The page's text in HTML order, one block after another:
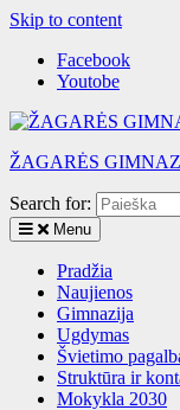
Skip to content
Facebook
Youtobe
ŽAGARĖS
Search for:
Menu
Pradžia
Naujienos
Gimnazija
Ugdymas
Švietimo
Struktūra ir
Mokykla 2030